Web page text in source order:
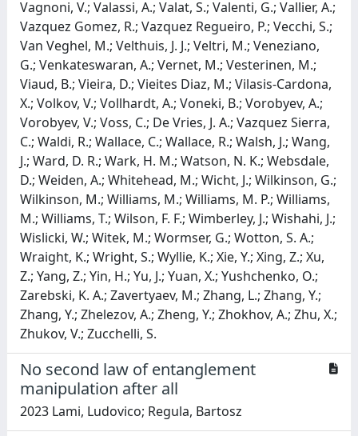
No second law of entanglement
manipulation after all
2023 Lami, Ludovico; Regula, Bartosz